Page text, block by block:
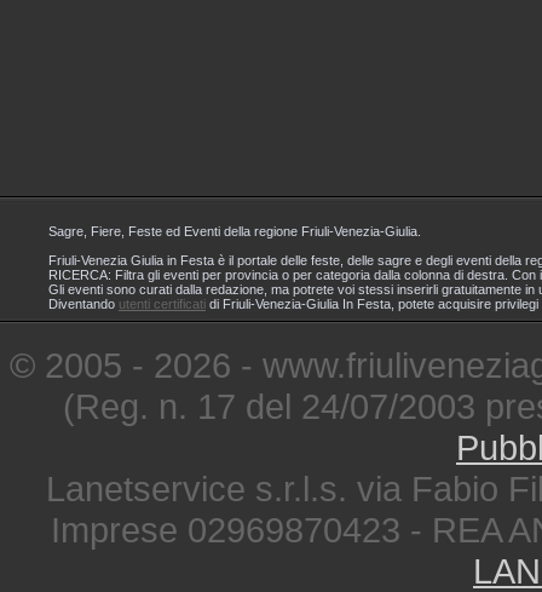
Sagre, Fiere, Feste ed Eventi della regione Friuli-Venezia-Giulia.
Friuli-Venezia Giulia in Festa è il portale delle feste, delle sagre e degli eventi della
RICERCA: Filtra gli eventi per provincia o per categoria dalla colonna di destra.
Gli eventi sono curati dalla redazione, ma potrete voi stessi inserirli gratuitamente
Diventando utenti certificati di Friuli-Venezia-Giulia In Festa, potete acquisire
© 2005 - 2026 -
(Reg. n. 17 del 24/07/2003
Lanetservice s.r.l.s. via Fabio
Imprese 02969870423 - REA